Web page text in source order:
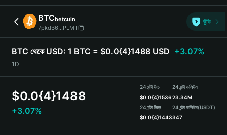
Deutsch
简体中文
繁體中文
Português (Portugal)
Bahasa Indonesia
Español
BTCbetcuin
7pkdB6...PLMT
ঝুঁকি
BTC থেকে USD: 1 BTC = $0.0{4}1488 USD +3.07%
1D
$0.0{4}1488
+3.07%
24 ঘন্টা উচ্চ
$0.0{4}1536
24 ঘন্টা নিম্ন
$0.0{4}1443
24 ঘন্টা ভলিউম
23.34M
24 ঘন্টা ভলিউম(USDT)
347